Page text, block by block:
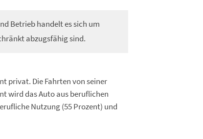
Betrieb handelt es sich um
abzugsfähig sind.
privat. Die Fahrten von seiner
wird das Auto aus beruflichen
Nutzung (55 Prozent) und